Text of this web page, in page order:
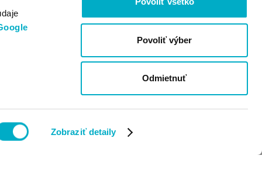
Zobraziť detaily
Povoliť výber
Odmietnuť